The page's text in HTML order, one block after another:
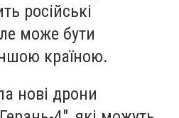
російські
може бути
країною.
нові дрони